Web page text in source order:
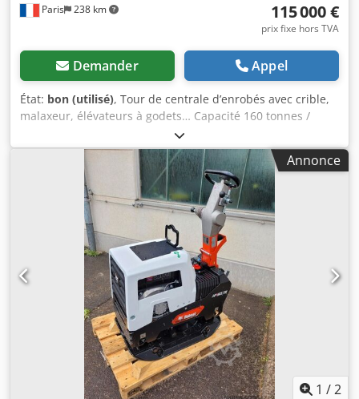
Paris 238 km 115 000 €
prix fixe hors TVA
Demander Appel
État: bon (utilisé), Tour de centrale d’enrobés avec crible,
malaxeur, élévateurs à godets… Capacité 160 tonnes /
heure Dodpfx Ajy Hf Dujnfjck
Annonce
1 /2